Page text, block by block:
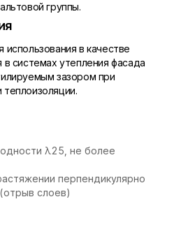
группы.
в качестве
в системах утепления фасада
зазором при
λ25, не более
перпендикулярно
слоев)